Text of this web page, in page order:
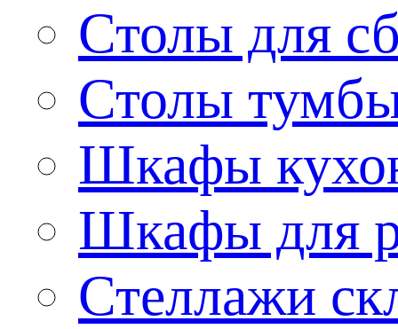
Столы для
Столы
Шкафы
Шкафы для
Стеллажи